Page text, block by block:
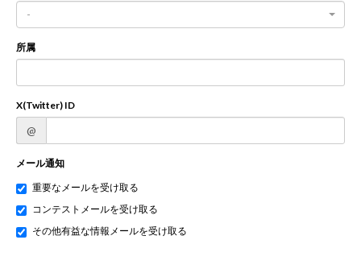
-
所属
X(Twitter) ID
@
メール通知
重要なメールを受け取る
コンテストメールを受け取る
その他有益な情報メールを受け取る